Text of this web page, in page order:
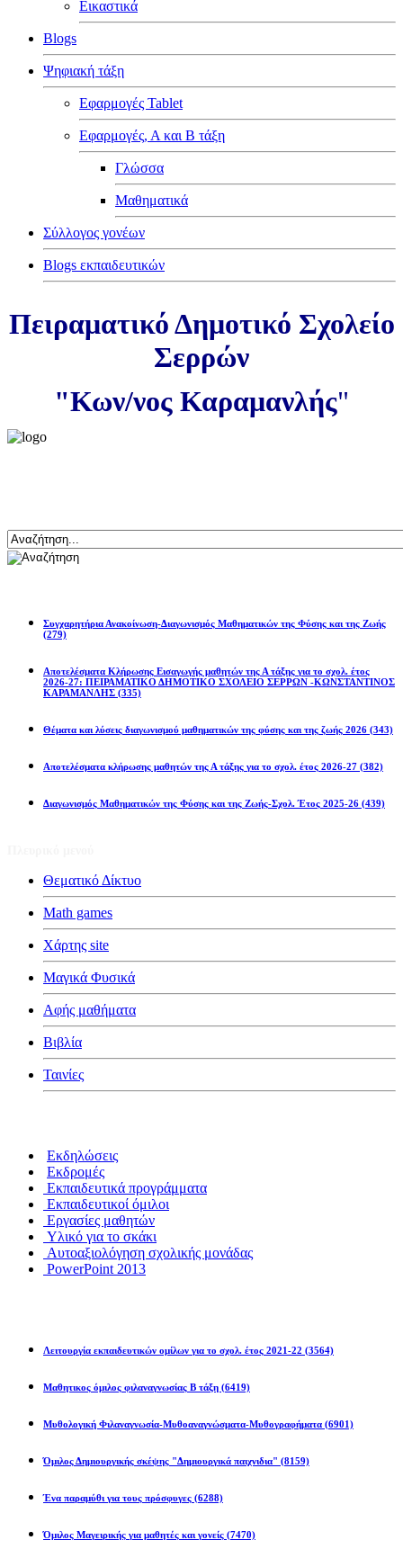
Εικαστικά
Blogs
Ψηφιακή τάξη
Εφαρμογές Tablet
Εφαρμογές, Α και Β τάξη
Γλώσσα
Μαθηματικά
Σύλλογος γονέων
Blogs εκπαιδευτικών
Πειραματικό Δημοτικό Σχολείο
Σερρών
"Κων/νος Καραμανλής"
Συγχαρητήρια Ανακοίνωση-Διαγωνισμός Μαθηματικών της Φύσης και της Ζωής
(279)
Αποτελέσματα Κλήρωσης Εισαγωγής μαθητών της Α τάξης για το σχολ. έτος
2026-27: ΠΕΙΡΑΜΑΤΙΚΟ ΔΗΜΟΤΙΚΟ ΣΧΟΛΕΙΟ ΣΕΡΡΩΝ -ΚΩΝΣΤΑΝΤΙΝΟΣ
ΚΑΡΑΜΑΝΛΗΣ (335)
Θέματα και λύσεις διαγωνισμού μαθηματικών της φύσης και της ζωής 2026 (343)
Αποτελέσματα κλήρωσης μαθητών της Α τάξης για το σχολ. έτος 2026-27 (382)
Διαγωνισμός Μαθηματικών της Φύσης και της Ζωής-Σχολ. Έτος 2025-26 (439)
Θεματικό Δίκτυο
Math games
Χάρτης site
Μαγικά Φυσικά
Αφής μαθήματα
Βιβλία
Ταινίες
Εκδηλώσεις
Εκδρομές
Εκπαιδευτικά προγράμματα
Εκπαιδευτικοί όμιλοι
Εργασίες μαθητών
Υλικό για το σκάκι
Αυτοαξιολόγηση σχολικής μονάδας
PowerPoint 2013
Λειτουργία εκπαιδευτικών ομίλων για το σχολ. έτος 2021-22 (3564)
Μαθητικος όμιλος φιλαναγνωσίας Β τάξη (6419)
Μυθολογική Φιλαναγνωσία-Μυθοαναγνώσματα-Μυθογραφήματα (6901)
Όμιλος Δημιουργικής σκέψης "Δημιουργικά παιχνιδια" (8159)
Ένα παραμύθι για τους πρόσφυγες (6288)
Όμιλος Μαγειρικής για μαθητές και γονείς (7470)